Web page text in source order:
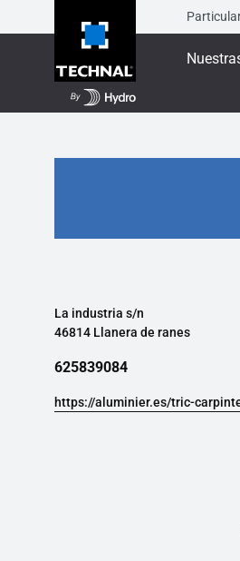
La industria s/n
46814 Llanera de ranes
625839084
https://aluminier.es/tric-